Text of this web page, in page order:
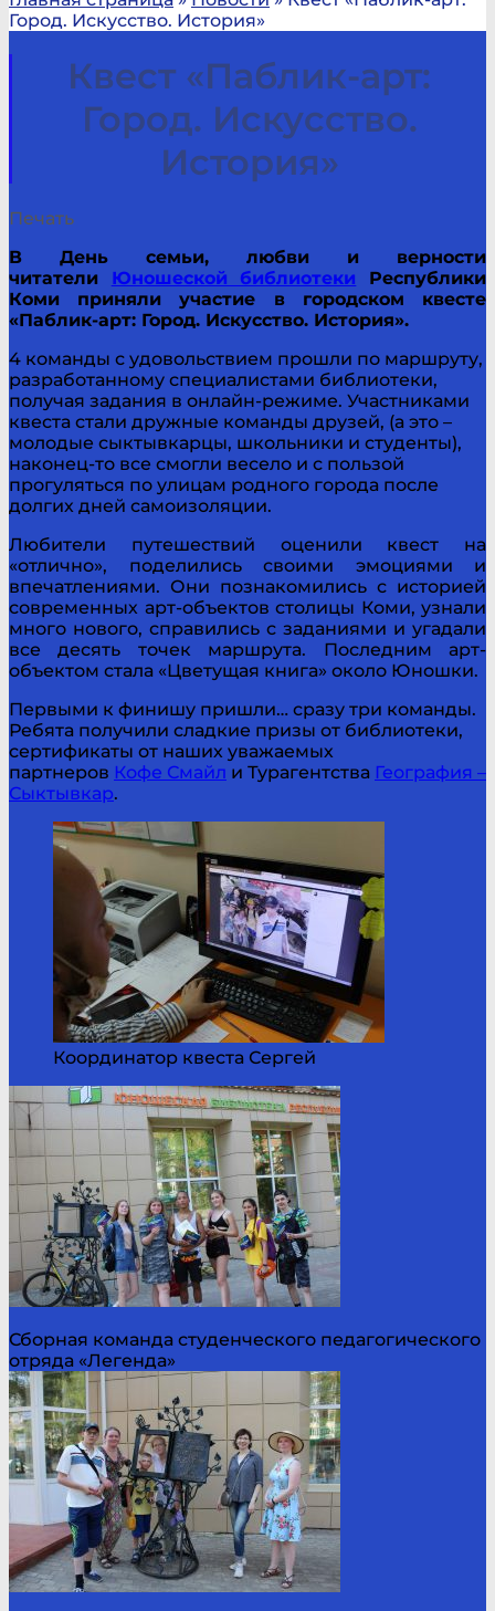
Город. Искусство. История»
Квест «Паблик-арт:
Город. Искусство.
История»
Печать
В День семьи, любви и верности
читатели Юношеской библиотеки Республики
Коми приняли участие в городском квесте
«Паблик-арт: Город. Искусство. История».
4 команды с удовольствием прошли по маршруту,
разработанному специалистами библиотеки,
получая задания в онлайн-режиме. Участниками
квеста стали дружные команды друзей, (а это –
молодые сыктывкарцы, школьники и студенты),
наконец-то все смогли весело и с пользой
прогуляться по улицам родного города после
долгих дней самоизоляции.
Любители путешествий оценили квест на
«отлично», поделились своими эмоциями и
впечатлениями. Они познакомились с историей
современных арт-объектов столицы Коми, узнали
много нового, справились с заданиями и угадали
все десять точек маршрута. Последним арт-
объектом стала «Цветущая книга» около Юношки.
Первыми к финишу пришли… сразу три команды.
Ребята получили сладкие призы от библиотеки,
сертификаты от наших уважаемых
партнеров Кофе Смайл и Турагентства География –
Сыктывкар.
Координатор квеста Сергей
Сборная команда студенческого педагогического
отряда «Легенда»